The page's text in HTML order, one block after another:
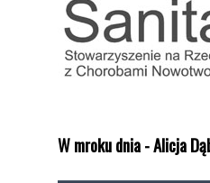
W mroku dnia - Alicja